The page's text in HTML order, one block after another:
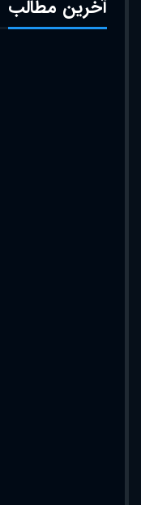
آخرین مطالب